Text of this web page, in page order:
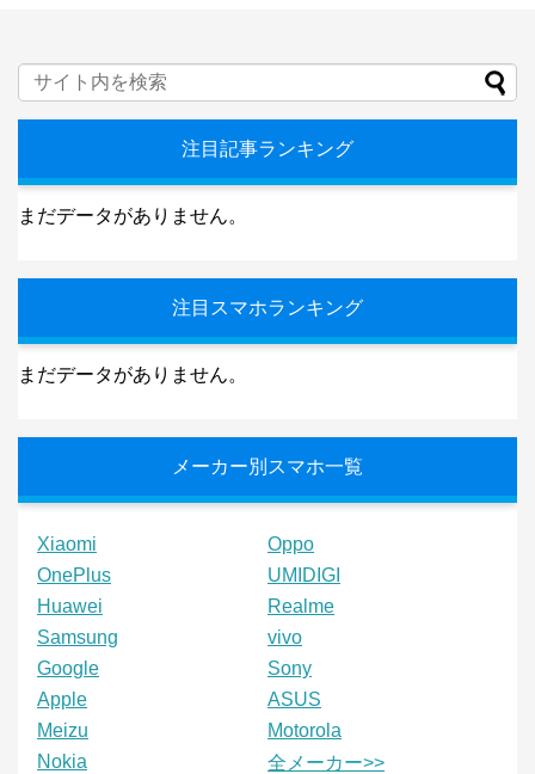
注目記事ランキング
まだデータがありません。
注目スマホランキング
まだデータがありません。
メーカー別スマホ一覧
Xiaomi
Oppo
OnePlus
UMIDIGI
Huawei
Realme
Samsung
vivo
Google
Sony
Apple
ASUS
Meizu
Motorola
Nokia
全メーカー>>